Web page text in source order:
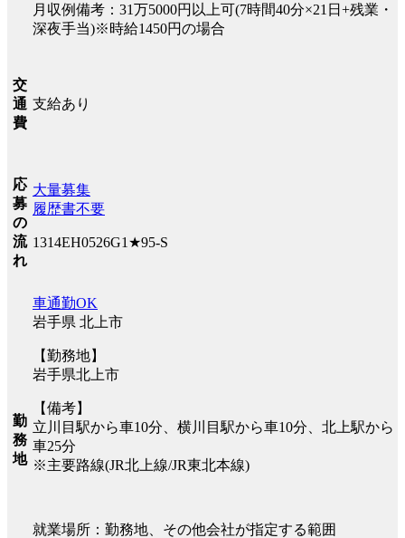
月収例備考：31万5000円以上可(7時間40分×21日+残業・
深夜手当)※時給1450円の場合
交
通
費
支給あり
応
募
の
流
れ
大量募集
履歴書不要
1314EH0526G1★95-S
勤
務
地
車通勤OK
岩手県 北上市
【勤務地】
岩手県北上市
【備考】
立川目駅から車10分、横川目駅から車10分、北上駅から
車25分
※主要路線(JR北上線/JR東北本線)
就業場所：勤務地、その他会社が指定する範囲